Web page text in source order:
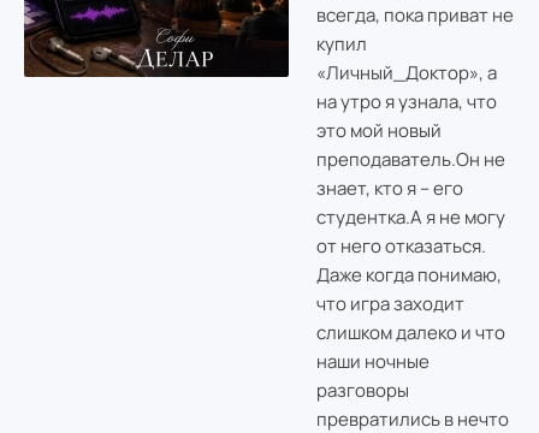
всегда, пока приват не
купил
«Личный_Доктор», а
на утро я узнала, что
это мой новый
преподаватель.Он не
знает, кто я – его
студентка.А я не могу
от него отказаться.
Даже когда понимаю,
что игра заходит
слишком далеко и что
наши ночные
разговоры
превратились в нечто